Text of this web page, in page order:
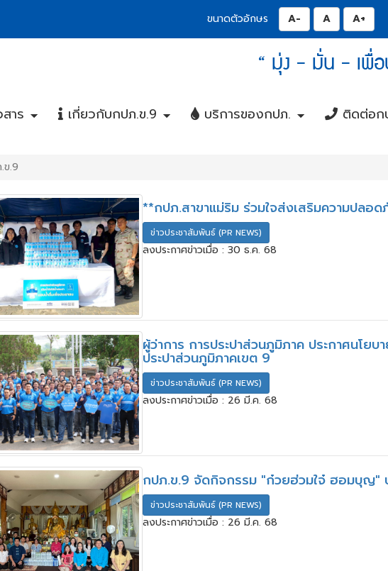
ขนาดตัวอักษร ปุ่มลดขนาดตัวอักษ
ปุ่มปรับตัวอัก
ปุ่ม
“ มุ่ง - มั่น - เพื่
าร เกี่ยวกับกปภ.ข.9 บริการของกปภ. ติดต่อก
ข.9
**กปภ.สาขาแม่ริม ร่วมใจส่งเสริมความปลอ
ข่าวประชาสัมพันธ์ (PR NEWS)
ลงประกาศข่าวเมื่อ : 30 ธ.ค. 68
ผู้ว่าการ การประปาส่วนภูมิภาค ประกาศนโ
ประปาส่วนภูมิภาคเขต 9
ข่าวประชาสัมพันธ์ (PR NEWS)
ลงประกาศข่าวเมื่อ : 26 มี.ค. 68
กปภ.ข.9 จัดกิจกรรม "ก๋วยฮ่วมใจ๋ ฮอมบุญ"
ข่าวประชาสัมพันธ์ (PR NEWS)
ลงประกาศข่าวเมื่อ : 26 มี.ค. 68